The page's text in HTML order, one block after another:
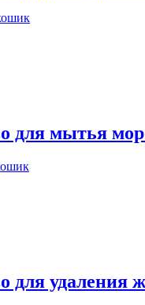
для мытья
для удаления